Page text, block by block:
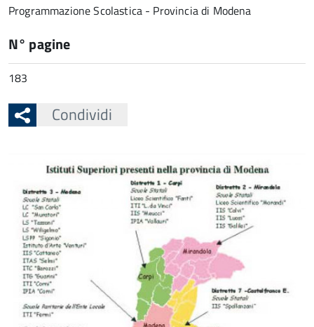
Programmazione Scolastica - Provincia di Modena
N° pagine
183
Condividi